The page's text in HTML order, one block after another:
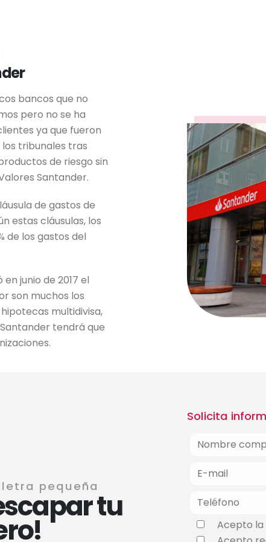
bancos que no
pero no se ha
ya que fueron
tribunales tras
de riesgo sin
Santander.
de gastos de
estas cláusulas, los
de los gastos del
junio de 2017 el
son muchos los
multidivisa,
tendrá que
pequeña
tu
Solicita
Acepto la